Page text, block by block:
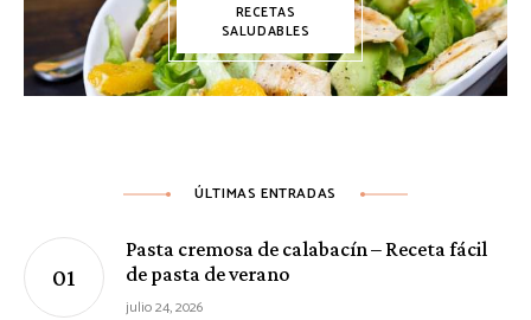
RECETAS
SALUDABLES
ÚLTIMAS ENTRADAS
Pasta cremosa de calabacín – Receta fácil
de pasta de verano
julio 24, 2026